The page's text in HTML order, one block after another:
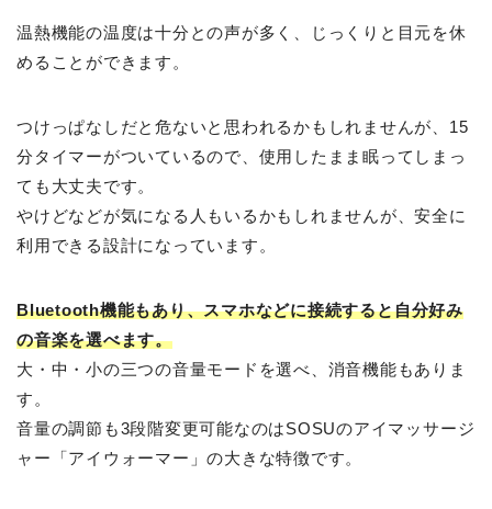
温熱機能の温度は十分との声が多く、じっくりと目元を休
めることができます。
つけっぱなしだと危ないと思われるかもしれませんが、15
分タイマーがついているので、使用したまま眠ってしまっ
ても大丈夫です。
やけどなどが気になる人もいるかもしれませんが、安全に
利用できる設計になっています。
Bluetooth機能もあり、スマホなどに接続すると自分好み
の音楽を選べます。
大・中・小の三つの音量モードを選べ、消音機能もありま
す。
音量の調節も3段階変更可能なのはSOSUのアイマッサージ
ャー「アイウォーマー」の大きな特徴です。